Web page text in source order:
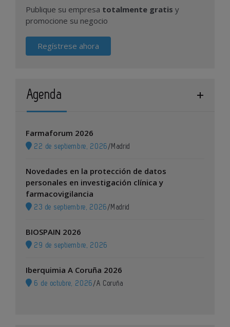
Publique su empresa totalmente gratis y
promocione su negocio
Regístrese ahora
Agenda
Farmaforum 2026
22 de septiembre, 2026 / Madrid
Novedades en la protección de datos
personales en investigación clínica y
farmacovigilancia
23 de septiembre, 2026 / Madrid
BIOSPAIN 2026
29 de septiembre, 2026
Iberquimia A Coruña 2026
6 de octubre, 2026 /A Coruña